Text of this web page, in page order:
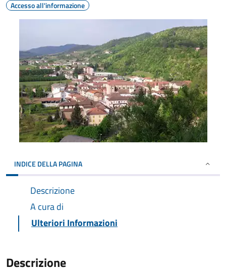
Accesso all'informazione
INDICE DELLA PAGINA
Descrizione
A cura di
Ulteriori Informazioni
Descrizione